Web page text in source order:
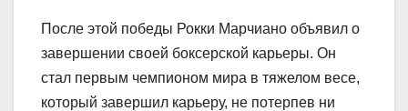
После этой победы Рокки Марчиано объявил о
завершении своей боксерской карьеры. Он
стал первым чемпионом мира в тяжелом весе,
который завершил карьеру, не потерпев ни